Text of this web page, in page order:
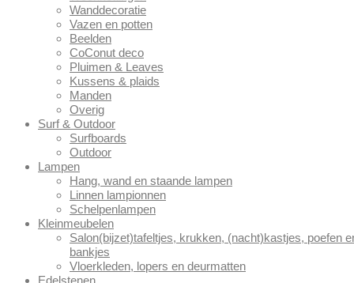
Wanddecoratie
Vazen en potten
Beelden
CoConut deco
Pluimen & Leaves
Kussens & plaids
Manden
Overig
Surf & Outdoor
Surfboards
Outdoor
Lampen
Hang, wand en staande lampen
Linnen lampionnen
Schelpenlampen
Kleinmeubelen
Salon(bijzet)tafeltjes, krukken, (nacht)kastjes, poefen
bankjes
Vloerkleden, lopers en deurmatten
Edelstenen